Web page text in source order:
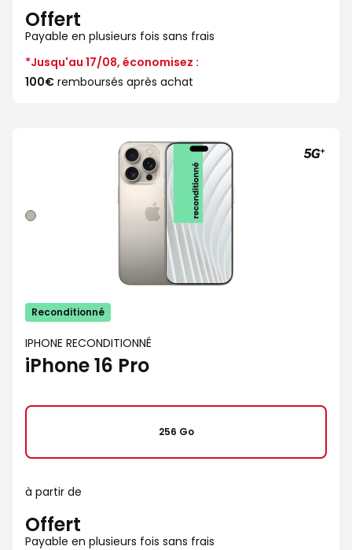
Offert
Payable en plusieurs fois sans frais
*Jusqu'au 17/08, économisez :
100€ remboursés après achat
Naturel
Reconditionné
IPHONE RECONDITIONNÉ
iPhone 16 Pro
256 Go
à partir de
Offert
Payable en plusieurs fois sans frais